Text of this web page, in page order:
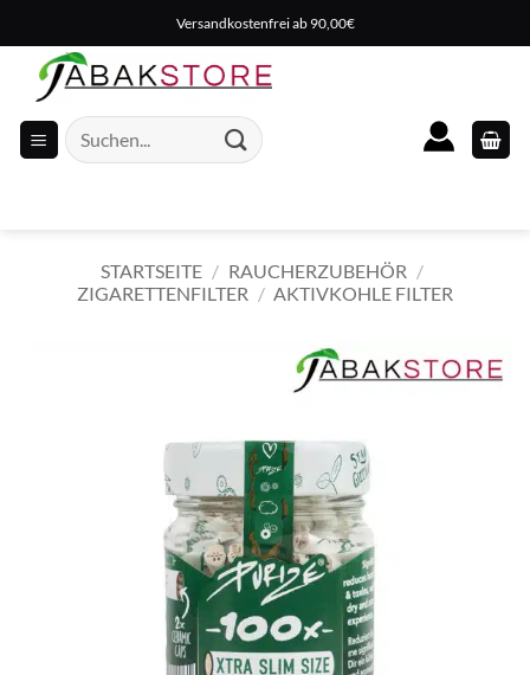
Inhalt
springen
Versandkostenfrei ab 90,00€
Suche
nach:
STARTSEITE / RAUCHERZUBEHÖR /
ZIGARETTENFILTER / AKTIVKOHLE FILTER